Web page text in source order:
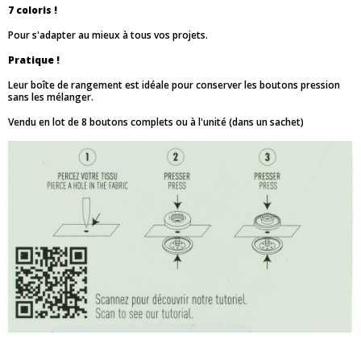
7 coloris !
Pour s'adapter au mieux à tous vos projets.
Pratique !
Leur boîte de rangement est idéale pour conserver les boutons pression
sans les mélanger.
Vendu en lot de 8 boutons complets ou à l'unité (dans un sachet)